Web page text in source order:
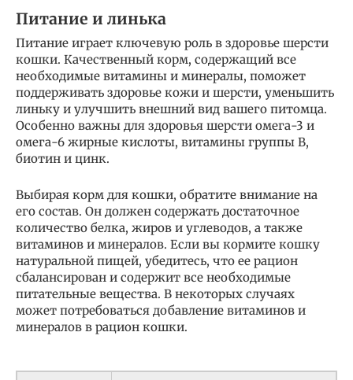
Питание и линька
Питание играет ключевую роль в здоровье шерсти
кошки. Качественный корм, содержащий все
необходимые витамины и минералы, поможет
поддерживать здоровье кожи и шерсти, уменьшить
линьку и улучшить внешний вид вашего питомца.
Особенно важны для здоровья шерсти омега-3 и
омега-6 жирные кислоты, витамины группы B,
биотин и цинк.
Выбирая корм для кошки, обратите внимание на
его состав. Он должен содержать достаточное
количество белка, жиров и углеводов, а также
витаминов и минералов. Если вы кормите кошку
натуральной пищей, убедитесь, что ее рацион
сбалансирован и содержит все необходимые
питательные вещества. В некоторых случаях
может потребоваться добавление витаминов и
минералов в рацион кошки.